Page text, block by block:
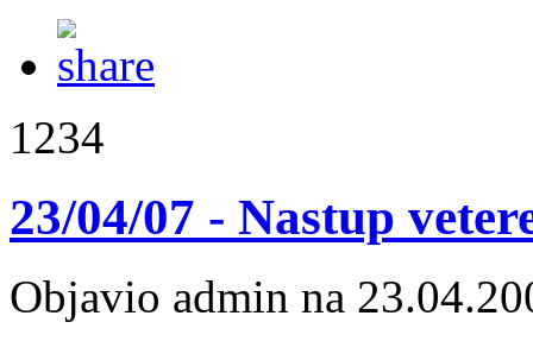
1234
23/04/07 - Nastup
Objavio admin na